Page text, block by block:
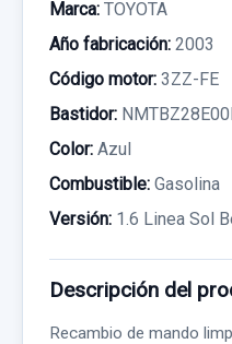
Marca: TOYOTA
Año fabricación: 2003
Código motor: 3ZZ-FE
Bastidor:
Color: Azul
Combustible: Gasolina
Versión: 1.6 Linea Sol
Descripción del
Recambio de mando